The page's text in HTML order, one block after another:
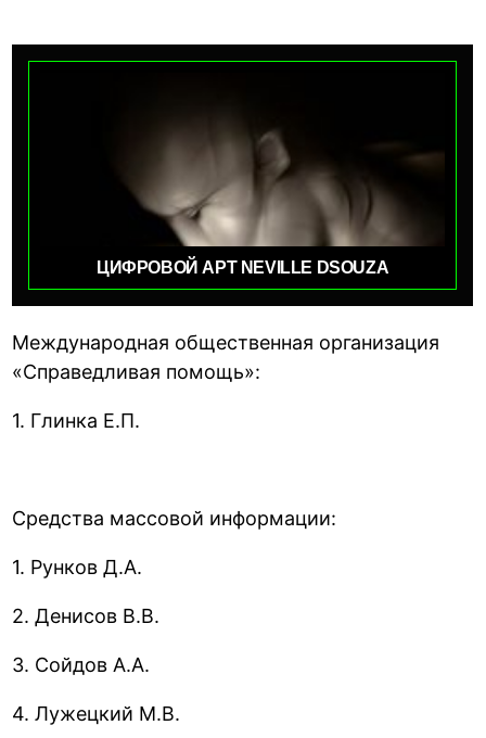
ЦИФРОВОЙ АРТ NEVILLE DSOUZA
Международная общественная организация
«Справедливая помощь»:
1. Глинка Е.П.
Средства массовой информации:
1. Рунков Д.А.
2. Денисов В.В.
3. Сойдов А.А.
4. Лужецкий М.В.